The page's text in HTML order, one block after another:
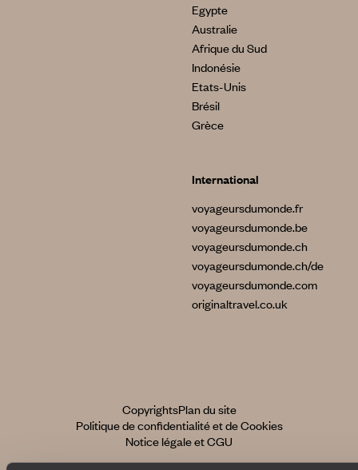
Egypte
Australie
Afrique du Sud
Indonésie
Etats-Unis
Brésil
Grèce
International
voyageursdumonde.fr
voyageursdumonde.be
voyageursdumonde.ch
voyageursdumonde.ch/de
voyageursdumonde.com
originaltravel.co.uk
CopyrightsPlan du site
Politique de confidentialité et de Cookies
Notice légale et CGU